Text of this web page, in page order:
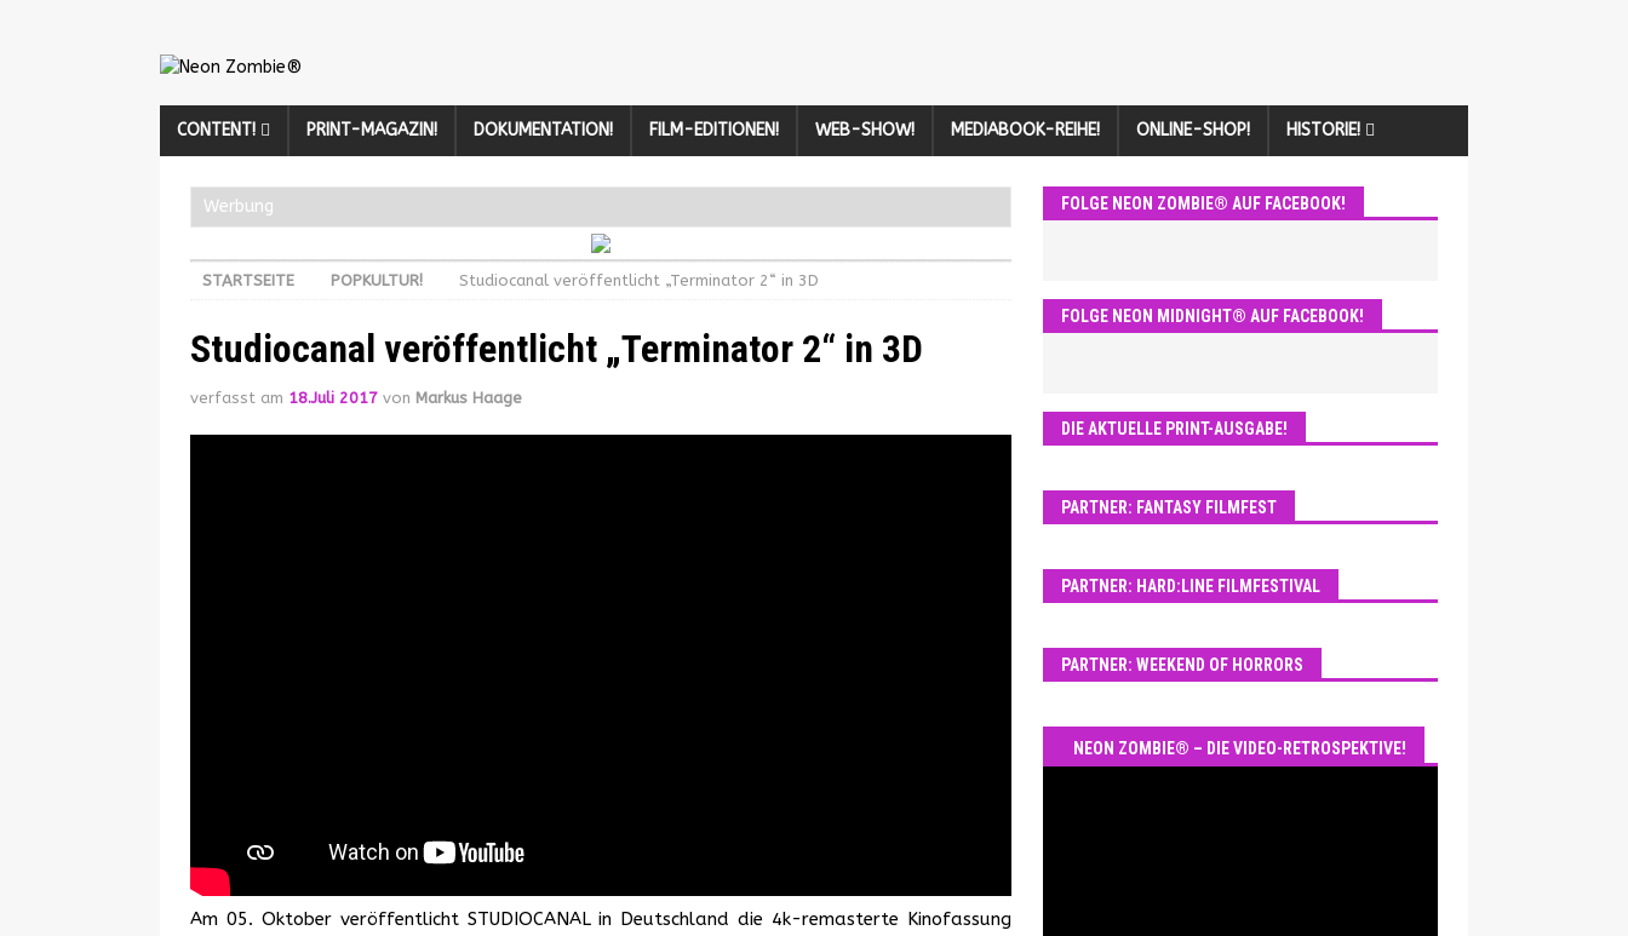
CONTENT! PRINT-MAGAZIN! DOKUMENTATION! FILM-EDITIONEN! WEB-SHOW! MEDIABOOK-REIHE! ONLINE-SHOP! HISTORIE!
Werbung
STARTSEITE POPKULTUR! Studiocanal veröffentlicht „Terminator 2“ in 3D
Studiocanal veröffentlicht „Terminator 2“ in 3D
verfasst am 18.Juli 2017 von Markus Haage
Am 05. Oktober veröffentlicht STUDIOCANAL in Deutschland die 4k-remasterte Kinofassung
FOLGE NEON ZOMBIE® AUF FACEBOOK!
FOLGE NEON MIDNIGHT® AUF FACEBOOK!
DIE AKTUELLE PRINT-AUSGABE!
PARTNER: FANTASY FILMFEST
PARTNER: HARD:LINE FILMFESTIVAL
PARTNER: WEEKEND OF HORRORS
NEON ZOMBIE® – DIE VIDEO-RETROSPEKTIVE!